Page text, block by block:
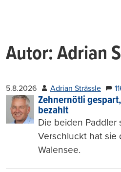
Autor:Adrian
5.8.2026 Adrian Strässle
Zehnernötli
bezahlt
Die beiden Paddler
Verschluckt hat sie
Walensee.